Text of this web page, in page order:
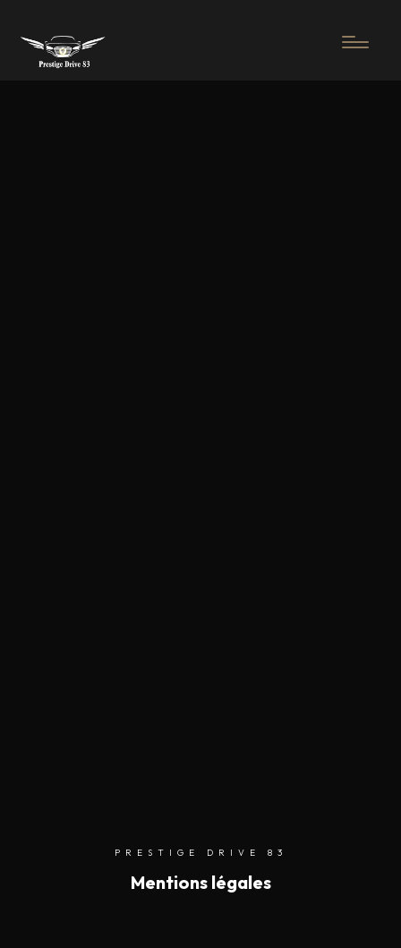
PRESTIGE DRIVE 83
Mentions légales